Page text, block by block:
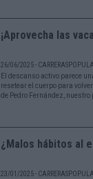
¡Aprovecha las
26/06/2025 -
El descanso activo parece
resetear el cuerpo para
de Pedro Fernández, nuestro
¿Malos hábitos al
23/01/2025 -